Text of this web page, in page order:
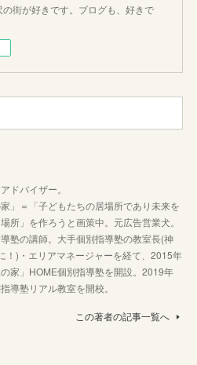
の街が好きです。ブログも、好きで
ドバイザー。
」＝「子どもたちの居場所であり未来を
所」を作ろうと画策中。元広告営業犬。
塾の講師。大手個別指導塾の教室長(神
！)・エリアマネージャーを経て、2015年
家」HOME個別指導塾を開設。2019年
導塾リアル教室を開校。
この著者の記事一覧へ